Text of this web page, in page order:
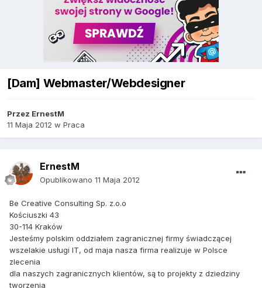
[Dam] Webmaster/Webdesigner
Przez ErnestM
11 Maja 2012 w Praca
ErnestM
Opublikowano 11 Maja 2012
Be Creative Consulting Sp. z.o.o
Kościuszki 43
30-114 Kraków
Jesteśmy polskim oddziałem zagranicznej firmy świadczącej
wszelakie usługi IT, od maja nasza firma realizuje w Polsce
zlecenia
dla naszych zagranicznych klientów, są to projekty z dziedziny
tworzenia